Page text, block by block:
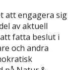
att engagera sig
av aktuell
fatta beslut i
och andra